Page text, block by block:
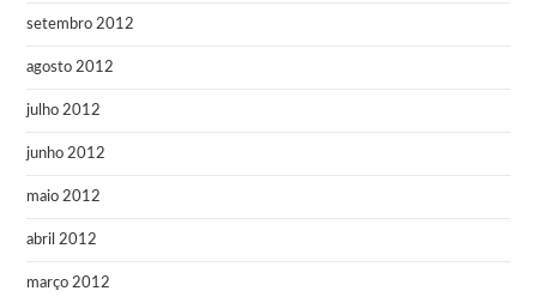
setembro 2012
agosto 2012
julho 2012
junho 2012
maio 2012
abril 2012
março 2012